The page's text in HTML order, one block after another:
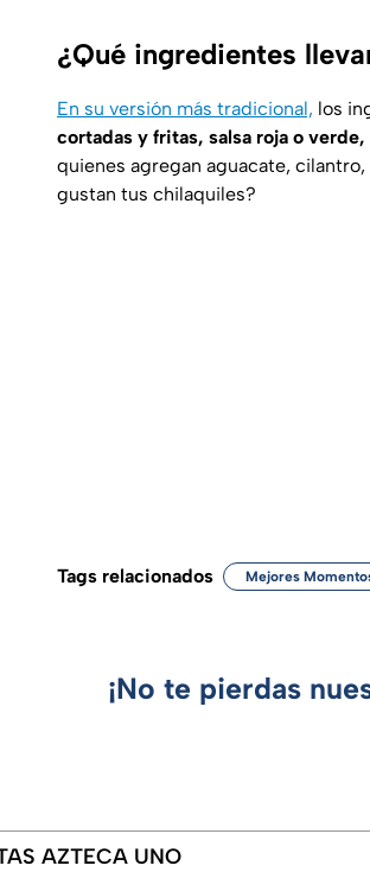
¿Qué ingredientes
En su versión más tradicional, los
cortadas y fritas, salsa roja o
quienes agregan aguacate,
gustan tus chilaquiles?
Tags relacionados Mejores
¡No te pierdas
AZTECA UNO